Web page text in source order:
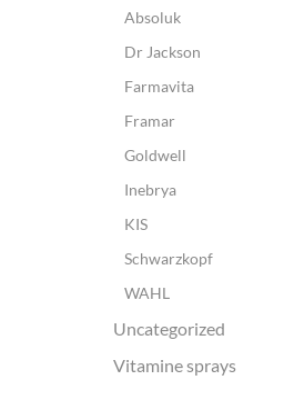
Absoluk
Dr Jackson
Farmavita
Framar
Goldwell
Inebrya
KIS
Schwarzkopf
WAHL
Uncategorized
Vitamine sprays